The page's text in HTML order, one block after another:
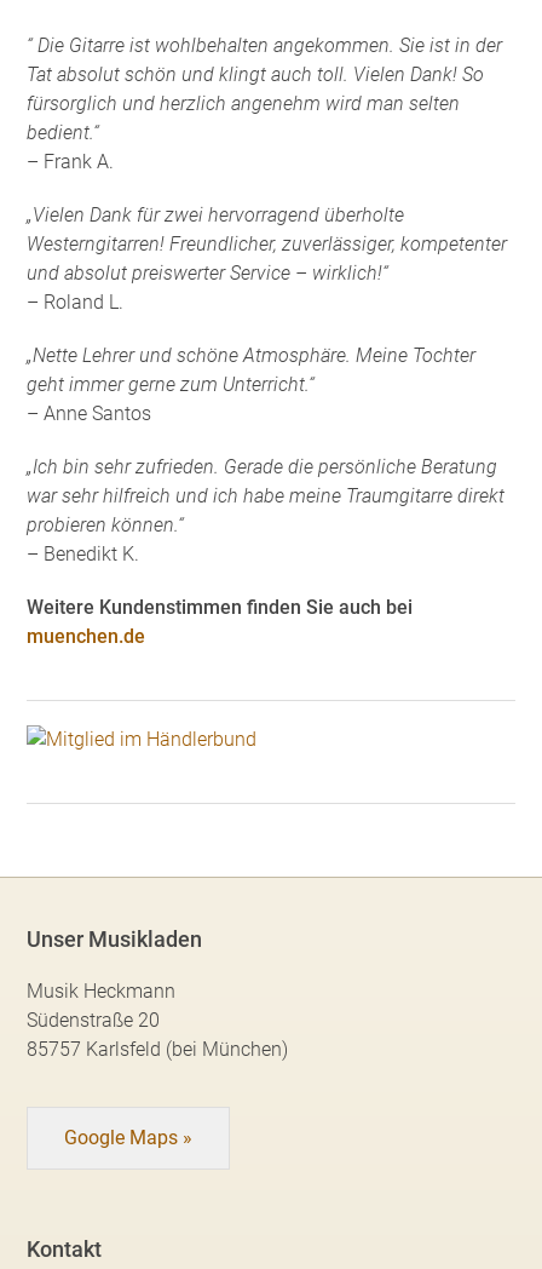
“ Die Gitarre ist wohlbehalten angekommen. Sie ist in der
Tat absolut schön und klingt auch toll. Vielen Dank! So
fürsorglich und herzlich angenehm wird man selten
bedient.“
– Frank A.
„Vielen Dank für zwei hervorragend überholte
Westerngitarren! Freundlicher, zuverlässiger, kompetenter
und absolut preiswerter Service – wirklich!“
– Roland L.
„Nette Lehrer und schöne Atmosphäre. Meine Tochter
geht immer gerne zum Unterricht.“
– Anne Santos
„Ich bin sehr zufrieden. Gerade die persönliche Beratung
war sehr hilfreich und ich habe meine Traumgitarre direkt
probieren können.“
– Benedikt K.
Weitere Kundenstimmen finden Sie auch bei
muenchen.de
Unser Musikladen
Musik Heckmann
Südenstraße 20
85757 Karlsfeld (bei München)
Google Maps »
Kontakt